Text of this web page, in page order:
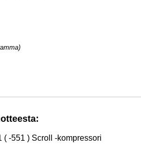
( -551 ) Scroll -kompressori